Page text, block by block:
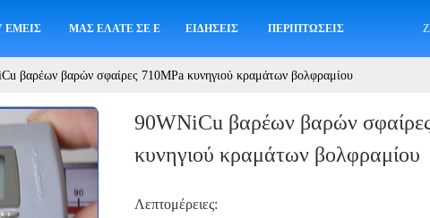
ΕΜΕΊΣ ΜΑΣ ΕΛΆΤΕ ΣΕ ΕΠΑΦΉ ΜΕΕΙΔΉΣΕΙΣ ΠΕΡΙΠΤΏΣΕΙΣ
βαρέων βαρών σφαίρες 710MPa κυνηγιού κραμάτων βολφραμίου
90WNiCu βαρέων βαρών
κυνηγιού κραμάτων βολφραμίου
Λεπτομέρειες: